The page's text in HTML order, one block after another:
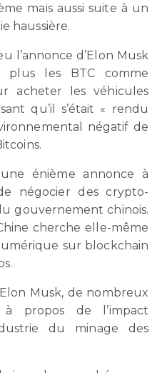
mais aussi suite à un
haussière.
l’annonce d’Elon Musk
plus les BTC comme
acheter les véhicules
qu’il s’était « rendu
négatif de
énième annonce à
négocier des crypto-
gouvernement chinois.
cherche elle-même
sur blockchain
Musk, de nombreux
propos de l’impact
du minage des